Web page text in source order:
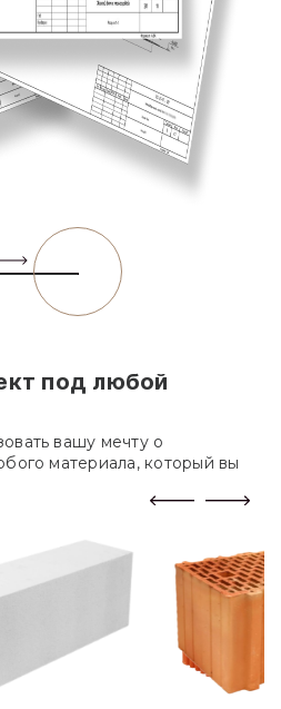
под любой
вашу мечту о
материала, который вы